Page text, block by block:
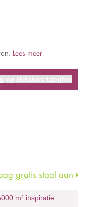
Lees meer
op Belakos tapijten
gratis staal aan
m² inspiratie